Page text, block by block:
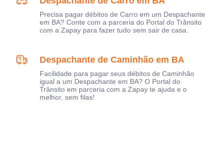
Precisa pagar débitos de Carro em um Despachante
em BA? Conte com a parceria do Portal do Trânsito
com a Zapay para fazer tudo sem sair de casa.
Despachante de Caminhão em BA
Facilidade para pagar seus débitos de Caminhão
igual a um Despachante em BA? O Portal do
Trânsito em parceria com a Zapay te ajuda e o
melhor, sem filas!